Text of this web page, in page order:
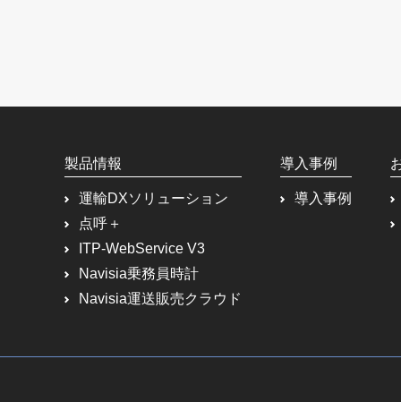
製品情報
運輸DXソリューション
点呼＋
ITP-WebService V3
Navisia乗務員時計
Navisia運送販売クラウド
導入事例
導入事例